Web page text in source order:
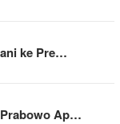
ke Pre…
Prabowo Ap…